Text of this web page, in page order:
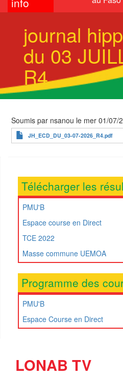
journal
du 03
R4
Soumis par nsanou le mer 01/07/
JH_ECD_DU_03-07-2026_R4.pdf
Télécharger les
PMU'B
Espace course en Direct
TCE 2022
Masse commune UEMOA
Programme des
PMU'B
Espace Course en Direct
LONAB TV